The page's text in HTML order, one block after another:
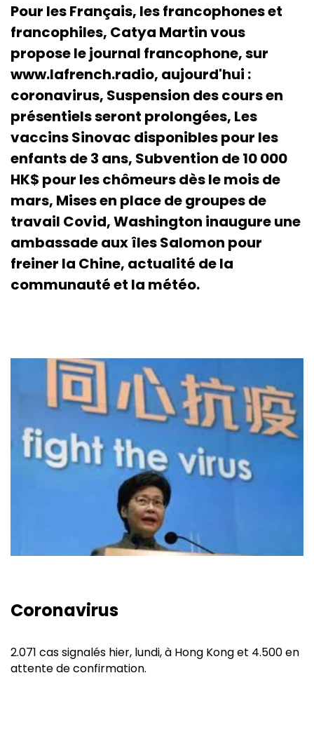
Pour les Français, les francophones et
francophiles, Catya Martin vous
propose le journal francophone, sur
www.lafrench.radio, aujourd'hui :
coronavirus, Suspension des cours en
présentiels seront prolongées, Les
vaccins Sinovac disponibles pour les
enfants de 3 ans, Subvention de 10 000
HK$ pour les chômeurs dès le mois de
mars, Mises en place de groupes de
travail Covid, Washington inaugure une
ambassade aux îles Salomon pour
freiner la Chine, actualité de la
communauté et la météo.
Coronavirus
2.071 cas signalés hier, lundi, à Hong Kong et 4.500 en
attente de confirmation.